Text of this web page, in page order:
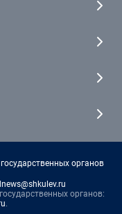
органов
органов:
.